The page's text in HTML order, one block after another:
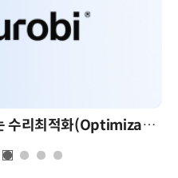
AI 시대의 의사결정을 바꾸는 수리최적화(Optimization): 실제 산업 적용 사례와 활용 전략